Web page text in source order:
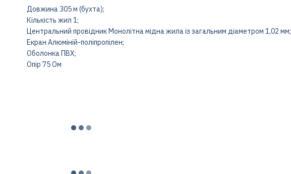
Довжина 305 м (бухта);
Кількість жил 1;
Центральний провідник Монолітна мідна жила із загальним діаметром 1,02 мм;
Екран Алюміній-поліпропілен;
Оболонка ПВХ;
Опір 75 Ом